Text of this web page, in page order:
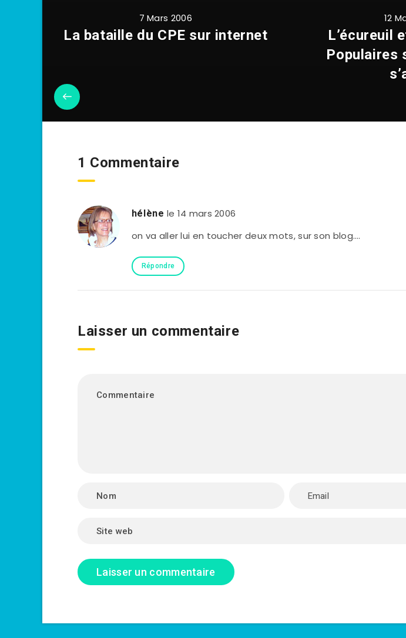
7 Mars 2006
La bataille du CPE sur internet
12
L’écureuil
Populaires
1 Commentaire
hélène le 14 mars 2006
on va aller lui en toucher deux mots, sur son blog….
Répondre
Laisser un commentaire